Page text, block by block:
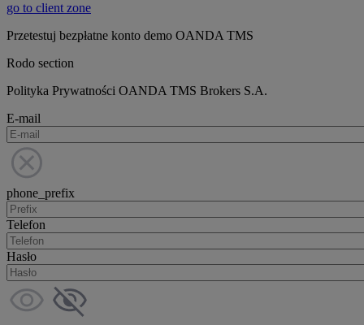
go to client zone
Przetestuj bezpłatne konto demo OANDA TMS
Rodo section
Polityka Prywatności OANDA TMS Brokers S.A.
E-mail
phone_prefix
Telefon
Hasło